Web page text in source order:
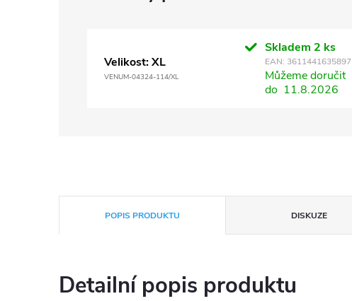
Velikost: XL
VENUM-04324-114/XL
Skladem 2 ks
EAN: 3611441635897
Můžeme doručit
do 11.8.2026
POPIS PRODUKTU DISKUZE
Detailní popis produktu